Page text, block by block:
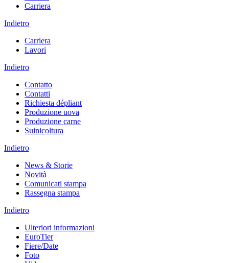
Carriera
Indietro
Carriera
Lavori
Indietro
Contatto
Contatti
Richiesta dépliant
Produzione uova
Produzione carne
Suinicoltura
Indietro
News & Storie
Novità
Comunicati stampa
Rassegna stampa
Indietro
Ulteriori informazioni
EuroTier
Fiere/Date
Foto